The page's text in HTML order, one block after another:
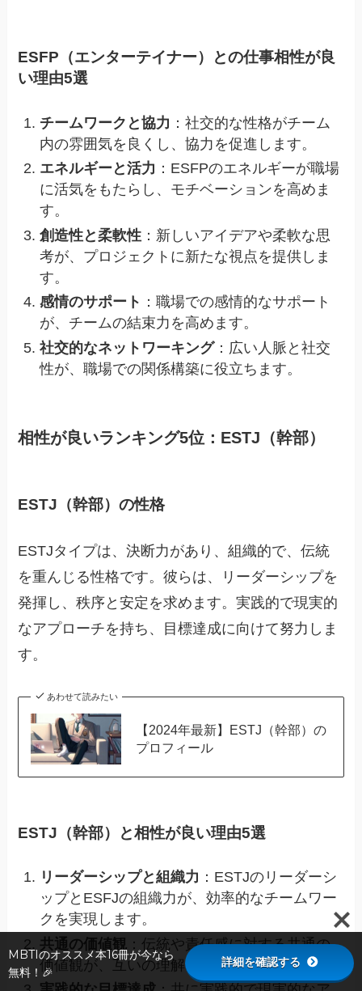
ESFP（エンターテイナー）との仕事相性が良
い理由5選
チームワークと協力 ：社交的な性格がチーム
内の雰囲気を良くし、協力を促進します。
エネルギーと活力 ：ESFPのエネルギーが職場
に活気をもたらし、モチベーションを高めま
す。
創造性と柔軟性 ：新しいアイデアや柔軟な思
考が、プロジェクトに新たな視点を提供しま
す。
感情のサポート ：職場での感情的なサポート
が、チームの結束力を高めます。
社交的なネットワーキング：広い人脈と社交
性が、職場での関係構築に役立ちます。
相性が良いランキング5位：ESTJ（幹部）
ESTJ（幹部）の性格
ESTJタイプは、決断力があり、組織的で、伝統
を重んじる性格です。彼らは、リーダーシップを
発揮し、秩序と安定を求めます。実践的で現実的
なアプローチを持ち、目標達成に向けて努力しま
す。
あわせて読みたい
【2024年最新】ESTJ（幹部）の
プロフィール
ESTJ（幹部）と相性が良い理由5選
リーダーシップと組織力 ：ESTJのリーダーシ
ップとESFJの組織力が、効率的なチームワー
クを実現します。
共通の価値観 ：伝統や責任感に対する共通の
価値観が、互いの理解を深めます。
MBTIのオススメ本16冊が今なら
無料！🎉
詳細を確認する